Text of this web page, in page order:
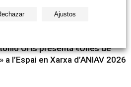
Formatives RELACIONAr’T
Orts presenta «Ones de
a l’Espai en Xarxa d’ANIAV 2026
Ajustos